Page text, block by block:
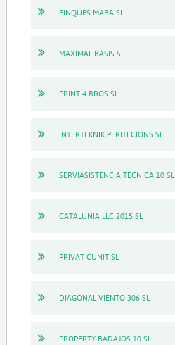
FINQUES MABA SL
MAXIMAL BASIS SL
PRINT 4 BROS SL
INTERTEKNIK PERITECIONS SL
SERVIASISTENCIA TECNICA 10 SL
CATALUNIA LLC 2015 SL
PRIVAT CUNIT SL
DIAGONAL VIENTO 306 SL
PROPERTY BADAJOS 10 SL